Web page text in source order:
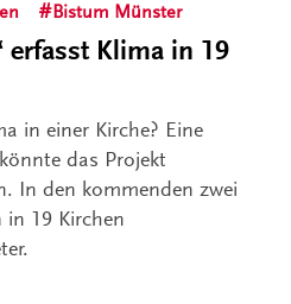
Bistum Münster
erfasst Klima in 19
in einer Kirche? Eine
das Projekt
In den kommenden zwei
in 19 Kirchen